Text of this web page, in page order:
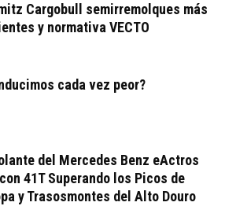
Cargobull semirremolques más
y normativa VECTO
cada vez peor?
del Mercedes Benz eActros
41T Superando los Picos de
y Trasosmontes del Alto Douro